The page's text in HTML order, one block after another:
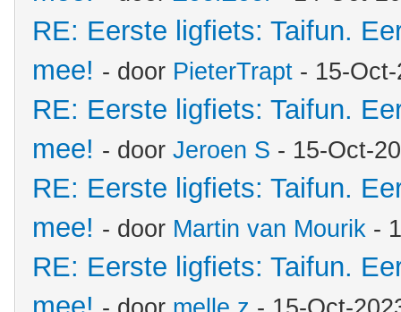
RE: Eerste ligfiets: Taifun.
mee! - door PieterTrapt - 15-
RE: Eerste ligfiets: Taifun.
mee! - door Jeroen S - 15-Oct-
RE: Eerste ligfiets: Taifun.
mee! - door Martin van Mourik -
RE: Eerste ligfiets: Taifun.